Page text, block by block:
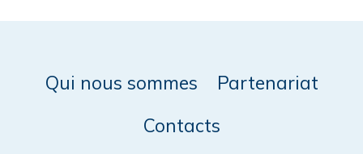
Qui nous sommes
Partenariat
Contacts